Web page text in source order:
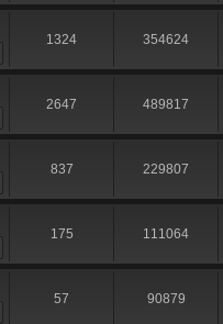
1324 354624
2647 489817
837 229807
175 111064
57 90879